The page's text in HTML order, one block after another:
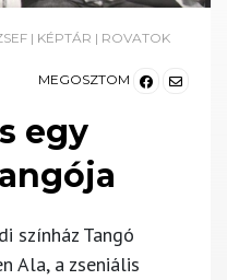
| KÉPTÁR | ROVATOK
MEGOSZTOM
egy
színház Tangó
Ala, a zseniális